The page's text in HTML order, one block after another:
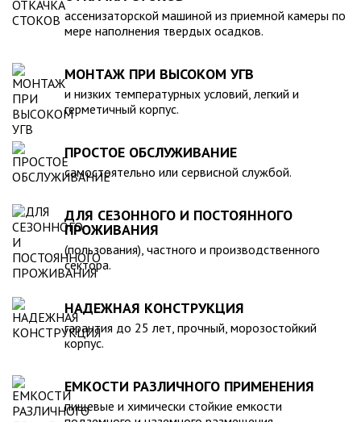
компанией, произведена в полном соответствии с
действующими стандартами и полностью безопасна в
экологическом отношении.
ассенизаторской машиной из приемной камеры по
мере наполнения твердых осадков.
МОНТАЖ ПРИ ВЫСОКОМ УГВ
и низких температурных условий, легкий и
герметичный корпус.
ПРОСТОЕ ОБСЛУЖИВАНИЕ
самостоятельно или сервисной службой.
ДЛЯ СЕЗОННОГО И ПОСТОЯННОГО
ПРОЖИВАНИЯ
(пользования), частного и производственного
сектора.
НАДЕЖНАЯ КОНСТРУКЦИЯ
гарантия до 25 лет, прочный, морозостойкий
корпус.
ЕМКОСТИ РАЗЛИЧНОГО ПРИМЕНЕНИЯ
пищевые и химически стойкие емкости